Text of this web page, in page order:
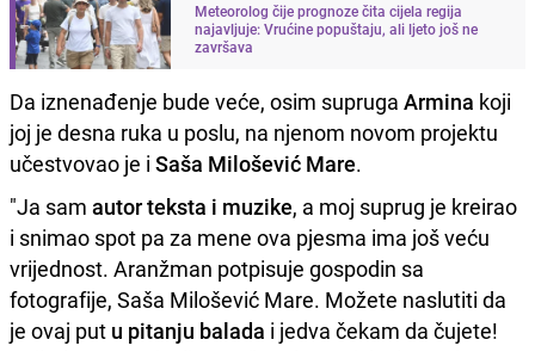
Meteorolog čije prognoze čita cijela regija
najavljuje: Vrućine popuštaju, ali ljeto još ne
završava
Da iznenađenje bude veće, osim supruga Armina koji
joj je desna ruka u poslu, na njenom novom projektu
učestvovao je i Saša Milošević Mare.
"Ja sam autor teksta i muzike, a moj suprug je kreirao
i snimao spot pa za mene ova pjesma ima još veću
vrijednost. Aranžman potpisuje gospodin sa
fotografije, Saša Milošević Mare. Možete naslutiti da
je ovaj put u pitanju balada i jedva čekam da čujete!